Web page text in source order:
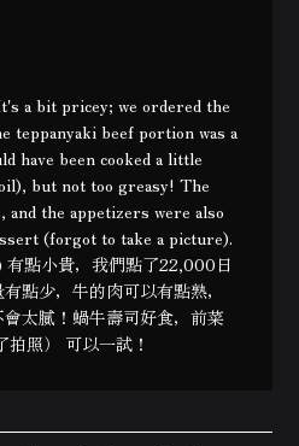
a bit pricey; we ordered the
teppanyaki beef portion was a
have been cooked a little
but not too greasy! The
and the appetizers were also
(forgot to take a picture).
點小貴，我們點了22,000日
點少，牛的肉可以有點熟，
太膩！蝸牛壽司好食，前菜
照） 可以一試！